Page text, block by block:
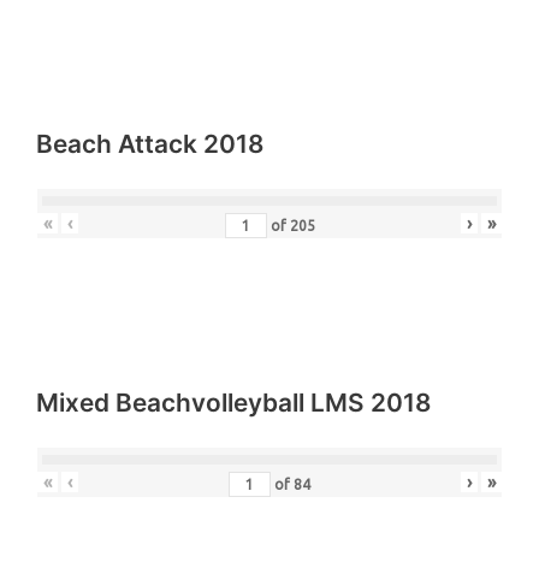
Beach Attack 2018
« ‹ of 205 › »
Mixed Beachvolleyball LMS 2018
« ‹ of 84 › »